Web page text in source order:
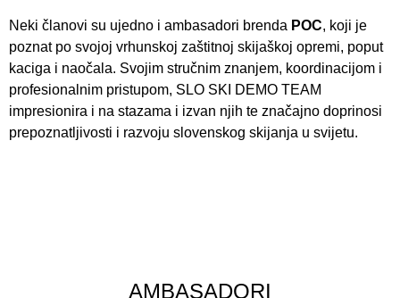
Neki članovi su ujedno i ambasadori brenda POC, koji je
poznat po svojoj vrhunskoj zaštitnoj skijaškoj opremi, poput
kaciga i naočala. Svojim stručnim znanjem, koordinacijom i
profesionalnim pristupom, SLO SKI DEMO TEAM
impresionira i na stazama i izvan njih te značajno doprinosi
prepoznatljivosti i razvoju slovenskog skijanja u svijetu.
AMBASADORI